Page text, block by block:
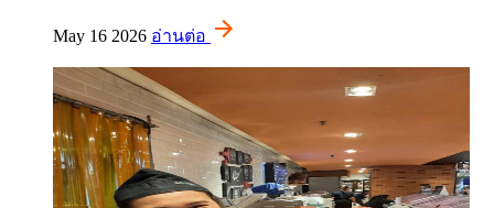
May 16 2026 อ่านต่อ